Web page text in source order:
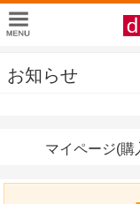
お知らせ
マイページ(購